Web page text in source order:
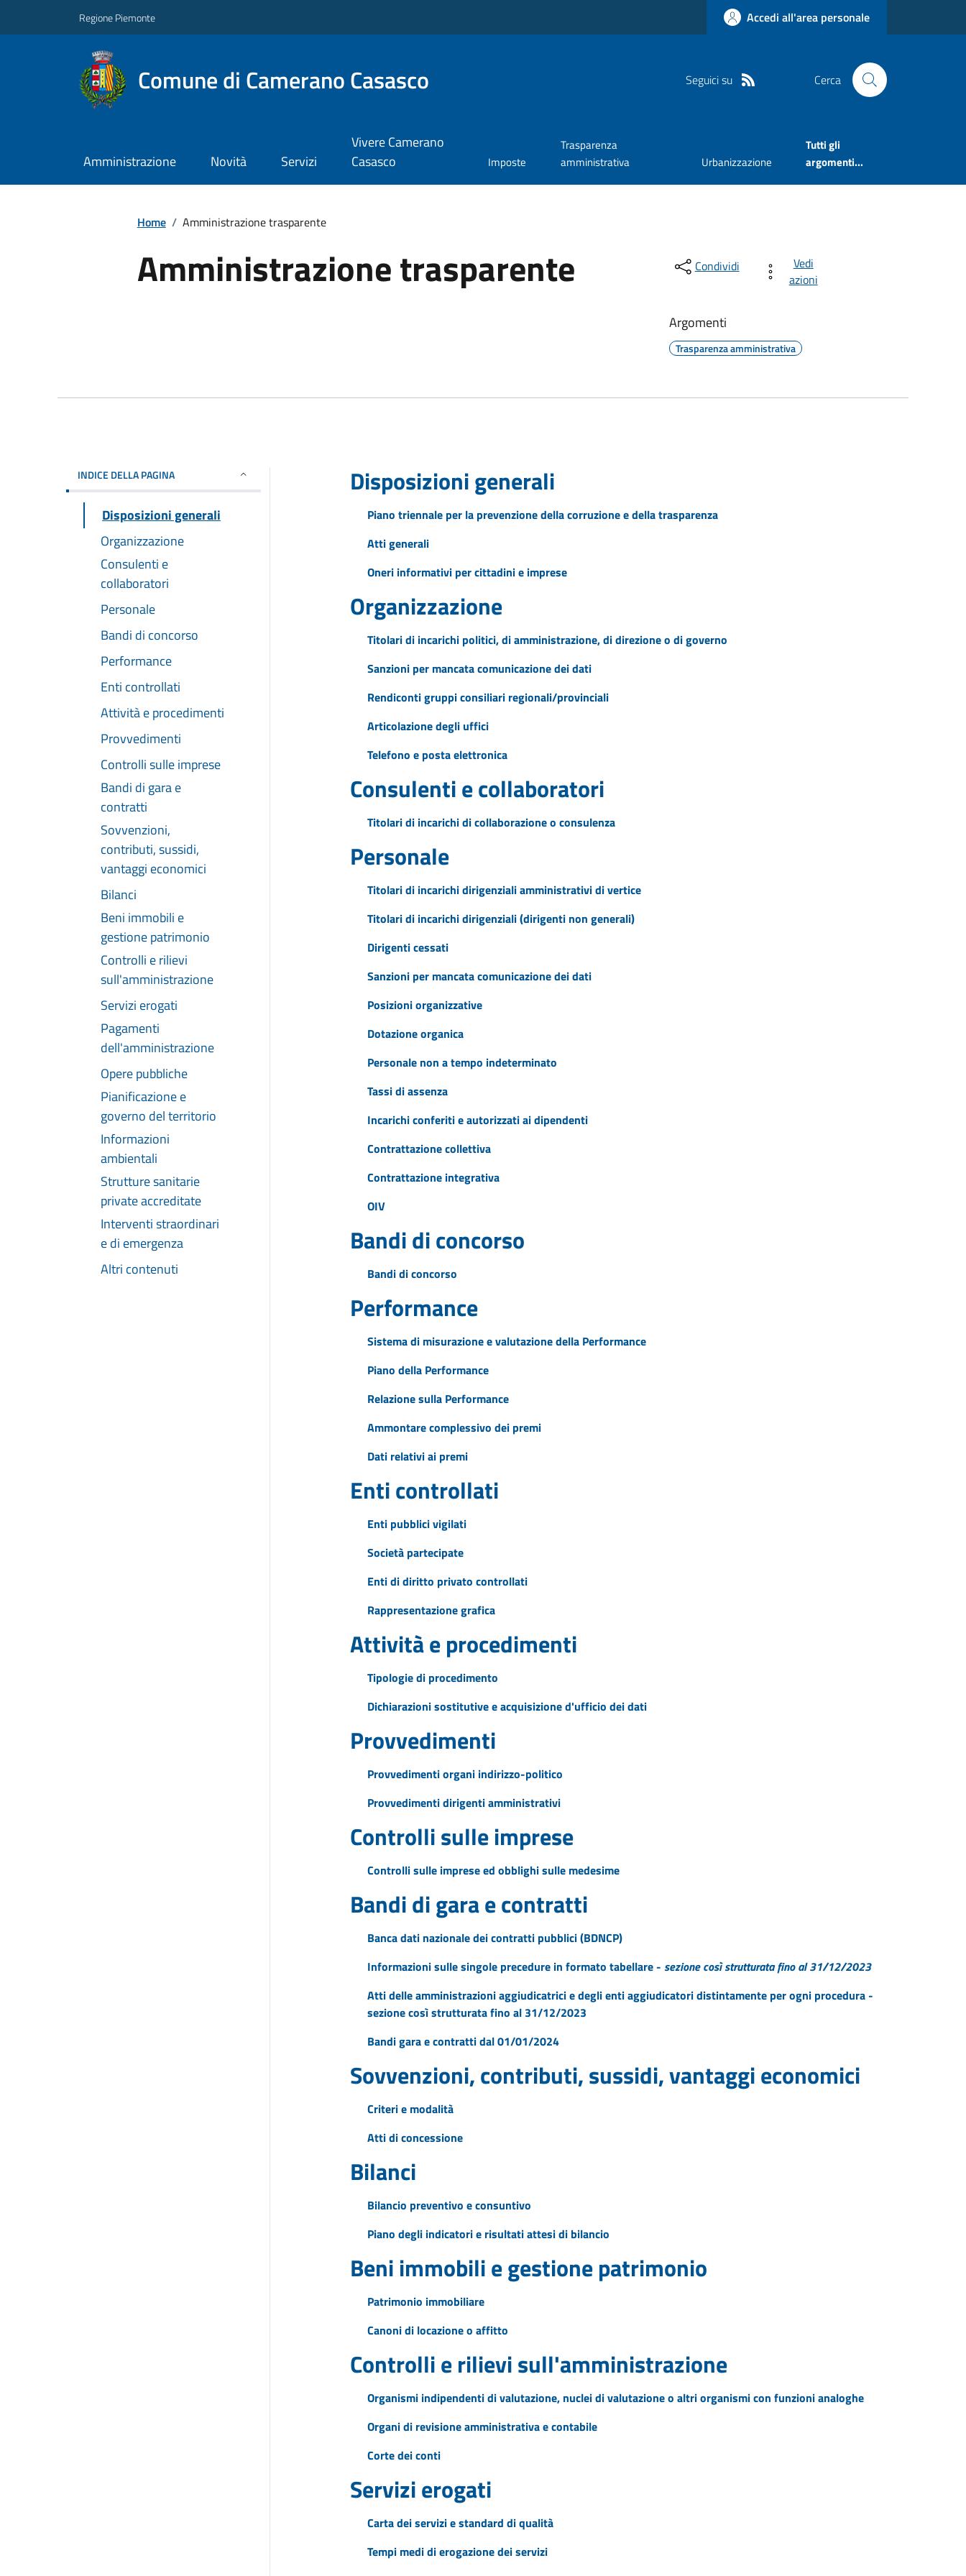
Regione Piemonte Accedi all'area personale
Comune di Camerano Casasco Seguici su Cerca
Amministrazione Novità Servizi
Vivere Camerano
Casasco
Imposte
Trasparenza
amministrativa
Urbanizzazione
Tutti gli
argomenti...
Home / Amministrazione trasparente
Amministrazione trasparente Condividi
Vedi
azioni
Argomenti
Trasparenza amministrativa
INDICE DELLA PAGINA
Disposizioni generali
Organizzazione
Consulenti e
collaboratori
Personale
Bandi di concorso
Performance
Enti controllati
Attività e procedimenti
Provvedimenti
Controlli sulle imprese
Bandi di gara e
contratti
Sovvenzioni,
contributi, sussidi,
vantaggi economici
Bilanci
Beni immobili e
gestione patrimonio
Controlli e rilievi
sull'amministrazione
Servizi erogati
Pagamenti
dell'amministrazione
Opere pubbliche
Pianificazione e
governo del territorio
Informazioni
ambientali
Strutture sanitarie
private accreditate
Interventi straordinari
e di emergenza
Altri contenuti
Disposizioni generali
Piano triennale per la prevenzione della corruzione e della trasparenza
Atti generali
Oneri informativi per cittadini e imprese
Organizzazione
Titolari di incarichi politici, di amministrazione, di direzione o di governo
Sanzioni per mancata comunicazione dei dati
Rendiconti gruppi consiliari regionali/provinciali
Articolazione degli uffici
Telefono e posta elettronica
Consulenti e collaboratori
Titolari di incarichi di collaborazione o consulenza
Personale
Titolari di incarichi dirigenziali amministrativi di vertice
Titolari di incarichi dirigenziali (dirigenti non generali)
Dirigenti cessati
Sanzioni per mancata comunicazione dei dati
Posizioni organizzative
Dotazione organica
Personale non a tempo indeterminato
Tassi di assenza
Incarichi conferiti e autorizzati ai dipendenti
Contrattazione collettiva
Contrattazione integrativa
OIV
Bandi di concorso
Bandi di concorso
Performance
Sistema di misurazione e valutazione della Performance
Piano della Performance
Relazione sulla Performance
Ammontare complessivo dei premi
Dati relativi ai premi
Enti controllati
Enti pubblici vigilati
Società partecipate
Enti di diritto privato controllati
Rappresentazione grafica
Attività e procedimenti
Tipologie di procedimento
Dichiarazioni sostitutive e acquisizione d'ufficio dei dati
Provvedimenti
Provvedimenti organi indirizzo-politico
Provvedimenti dirigenti amministrativi
Controlli sulle imprese
Controlli sulle imprese ed obblighi sulle medesime
Bandi di gara e contratti
Banca dati nazionale dei contratti pubblici (BDNCP)
Informazioni sulle singole precedure in formato tabellare - sezione così strutturata fino al 31/12/2023
Atti delle amministrazioni aggiudicatrici e degli enti aggiudicatori distintamente per ogni procedura -
sezione così strutturata fino al 31/12/2023
Bandi gara e contratti dal 01/01/2024
Sovvenzioni, contributi, sussidi, vantaggi economici
Criteri e modalità
Atti di concessione
Bilanci
Bilancio preventivo e consuntivo
Piano degli indicatori e risultati attesi di bilancio
Beni immobili e gestione patrimonio
Patrimonio immobiliare
Canoni di locazione o affitto
Controlli e rilievi sull'amministrazione
Organismi indipendenti di valutazione, nuclei di valutazione o altri organismi con funzioni analoghe
Organi di revisione amministrativa e contabile
Corte dei conti
Servizi erogati
Carta dei servizi e standard di qualità
Tempi medi di erogazione dei servizi